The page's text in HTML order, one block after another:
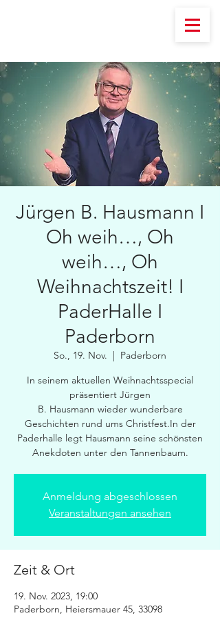
Jürgen B. Hausmann I
Oh weih…, Oh
weih…, Oh
Weihnachtszeit! I
PaderHalle I
Paderborn
So., 19. Nov.
  |
Paderborn
In seinem aktuellen Weihnachtsspecial
präsentiert Jürgen
B. Hausmann wieder wunderbare
Geschichten rund ums Christfest.In der
Paderhalle legt Hausmann seine schönsten
Anekdoten unter den Tannenbaum.
Anmeldung abgeschlossen
Veranstaltungen ansehen
Zeit & Ort
19. Nov. 2023, 19:00
Paderborn, Heiersmauer 45, 33098